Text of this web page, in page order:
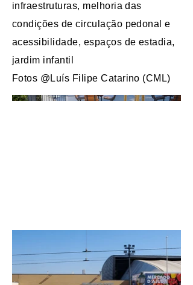
infraestruturas, melhoria das
condições de circulação pedonal e
acessibilidade, espaços de estadia,
jardim infantil
Fotos @Luís Filipe Catarino (CML)